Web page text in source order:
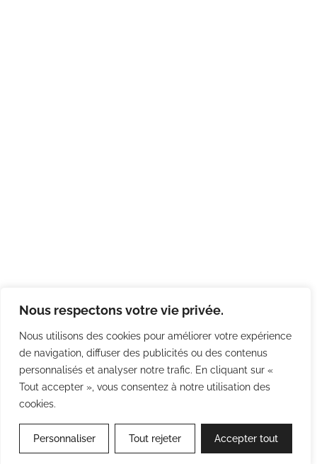
Nous respectons votre vie privée.
Nous utilisons des cookies pour améliorer votre expérience
de navigation, diffuser des publicités ou des contenus
personnalisés et analyser notre trafic. En cliquant sur «
Tout accepter », vous consentez à notre utilisation des
cookies.
Personnaliser Tout rejeter Accepter tout